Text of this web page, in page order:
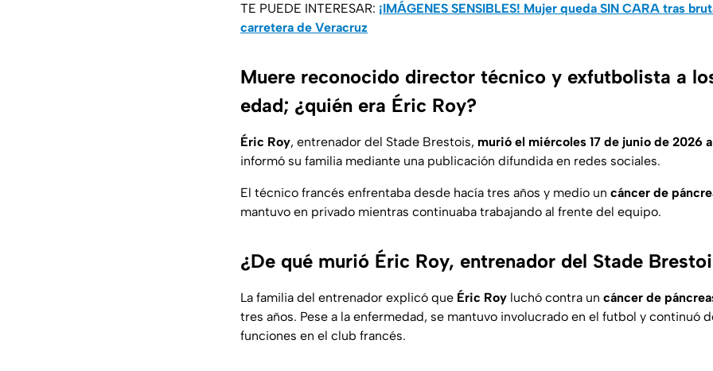
TE PUEDE INTERESAR: ¡IMÁGENES SENSIBLES! Mujer queda SIN CARA tras
carretera de Veracruz
Muere reconocido director técnico y exfutbolista a
edad; ¿quién era Éric Roy?
Éric Roy, entrenador del Stade Brestois, murió el miércoles 17 de junio de 2026
informó su familia mediante una publicación difundida en redes sociales.
El técnico francés enfrentaba desde hacía tres años y medio un cáncer de
mantuvo en privado mientras continuaba trabajando al frente del equipo.
¿De qué murió Éric Roy, entrenador del Stade
La familia del entrenador explicó que Éric Roy luchó contra un cáncer de
tres años. Pese a la enfermedad, se mantuvo involucrado en el futbol y continuó
funciones en el club francés.